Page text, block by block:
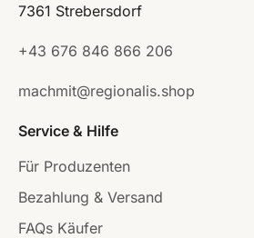
7361 Strebersdorf
+43 676 846 866 206
machmit@regionalis.shop
Service & Hilfe
Für Produzenten
Bezahlung & Versand
FAQs Käufer